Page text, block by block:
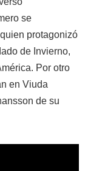
se
protagonizó
de Invierno,
Por otro
en Viuda
de su